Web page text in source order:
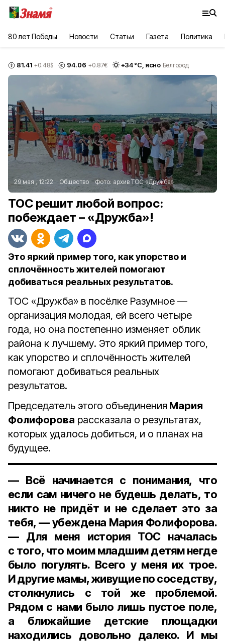
80 лет Победы Новости Статьи Газета Политика
81.41 +0.48$ 94.06 +0.87€ +34°С, ясно Белгород
29 мая , 12:22 Общество Фото: архив ТОС «Дружба»
ТОС решит любой вопрос:
побеждает – «Дружба»!
Это яркий пример того, как упорство и
сплочённость жителей помогают
добиваться реальных результатов.
ТОС «Дружба» в посёлке Разумное —
организация молодая, ей всего четыре
года, но она постепенно изменяет облик
района к лучшему. Это яркий пример того,
как упорство и сплочённость жителей
помогают добиваться реальных
результатов.
Председатель этого объединения Мария
Фолифорова рассказала о результатах,
которых удалось добиться, и о планах на
будущее.
— Всё начинается с понимания, что
если сам ничего не будешь делать, то
никто не придёт и не сделает это за
тебя, — убеждена Мария Фолифорова.
— Для меня история ТОС началась
с того, что моим младшим детям негде
было погулять. Всего у меня их трое.
И другие мамы, живущие по соседству,
столкнулись с той же проблемой.
Рядом с нами было лишь пустое поле,
а ближайшие детские площадки
находились довольно далеко. И мы